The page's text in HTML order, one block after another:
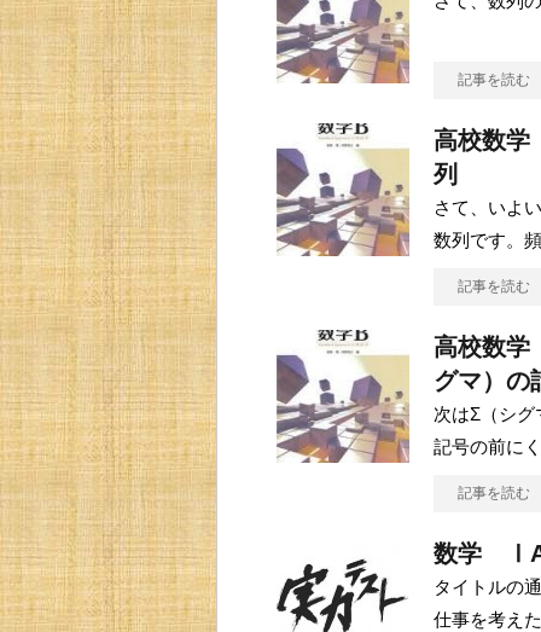
記事を読む
高校数
列
さて、いよ
数列です。
記事を読む
高校数
グマ）
次はΣ（シグ
記号の前に
記事を読む
数学
タイトルの
仕事を考え